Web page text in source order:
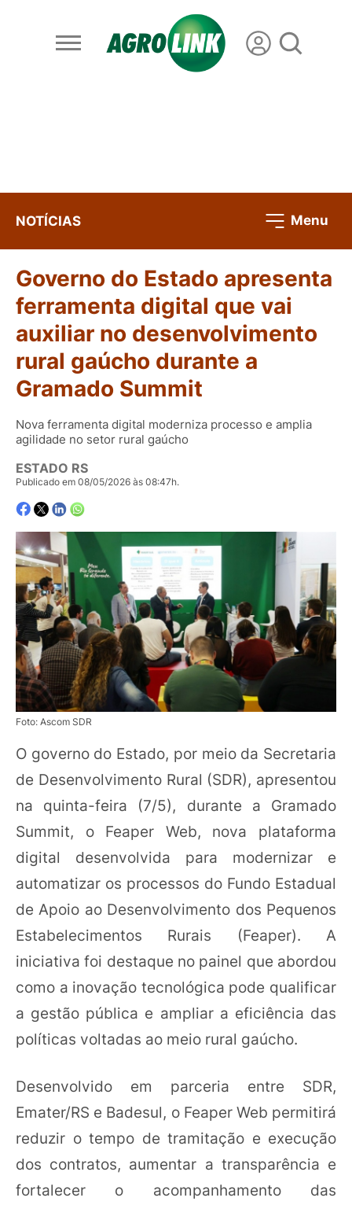
NOTÍCIAS Menu
Governo do Estado apresenta
ferramenta digital que vai
auxiliar no desenvolvimento
rural gaúcho durante a
Gramado Summit
Nova ferramenta digital moderniza processo e amplia
agilidade no setor rural gaúcho
ESTADO RS
Publicado em 08/05/2026 às 08:47h.
Foto: Ascom SDR
O governo do Estado, por meio da Secretaria
de Desenvolvimento Rural (SDR), apresentou
na quinta-feira (7/5), durante a Gramado
Summit, o Feaper Web, nova plataforma
digital desenvolvida para modernizar e
automatizar os processos do Fundo Estadual
de Apoio ao Desenvolvimento dos Pequenos
Estabelecimentos Rurais (Feaper). A
iniciativa foi destaque no painel que abordou
como a inovação tecnológica pode qualificar
a gestão pública e ampliar a eficiência das
políticas voltadas ao meio rural gaúcho.
Desenvolvido em parceria entre SDR,
Emater/RS e Badesul, o Feaper Web permitirá
reduzir o tempo de tramitação e execução
dos contratos, aumentar a transparência e
fortalecer o acompanhamento das